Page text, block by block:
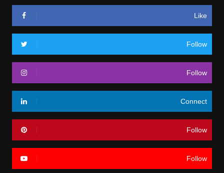
Like
Follow
Follow
Connect
Follow
Follow